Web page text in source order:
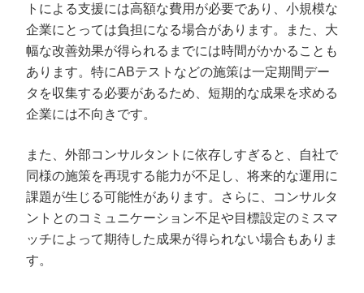
トによる支援には高額な費用が必要であり、小規模な
企業にとっては負担になる場合があります。また、大
幅な改善効果が得られるまでには時間がかかることも
あります。特にABテストなどの施策は一定期間デー
タを収集する必要があるため、短期的な成果を求める
企業には不向きです。
また、外部コンサルタントに依存しすぎると、自社で
同様の施策を再現する能力が不足し、将来的な運用に
課題が生じる可能性があります。さらに、コンサルタ
ントとのコミュニケーション不足や目標設定のミスマ
ッチによって期待した成果が得られない場合もありま
す。